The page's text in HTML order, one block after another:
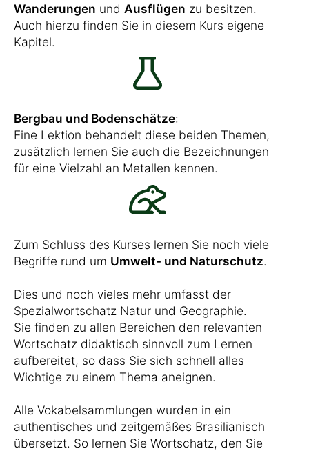
Wanderungen und Ausflügen zu besitzen.
Auch hierzu finden Sie in diesem Kurs eigene
Kapitel.
Bergbau und Bodenschätze:
Eine Lektion behandelt diese beiden Themen,
zusätzlich lernen Sie auch die Bezeichnungen
für eine Vielzahl an Metallen kennen.
Zum Schluss des Kurses lernen Sie noch viele
Begriffe rund um Umwelt- und Naturschutz.
Dies und noch vieles mehr umfasst der
Spezialwortschatz Natur und Geographie.
Sie finden zu allen Bereichen den relevanten
Wortschatz didaktisch sinnvoll zum Lernen
aufbereitet, so dass Sie sich schnell alles
Wichtige zu einem Thema aneignen.
Alle Vokabelsammlungen wurden in ein
authentisches und zeitgemäßes Brasilianisch
übersetzt. So lernen Sie Wortschatz, den Sie